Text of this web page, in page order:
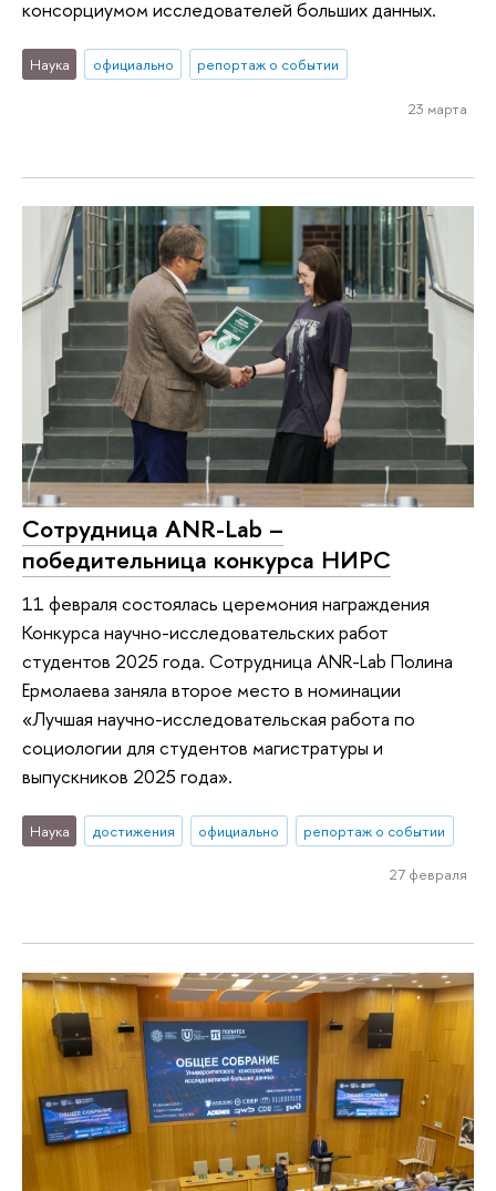
консорциумом исследователей больших данных.
Наука официально репортаж о событии
23 марта
Сотрудница ANR-Lab –
победительница конкурса НИРС
11 февраля состоялась церемония награждения
Конкурса научно-исследовательских работ
студентов 2025 года. Сотрудница ANR-Lab Полина
Ермолаева заняла второе место в номинации
«Лучшая научно-исследовательская работа по
социологии для студентов магистратуры и
выпускников 2025 года».
Наука достижения официально репортаж о событии
27 февраля